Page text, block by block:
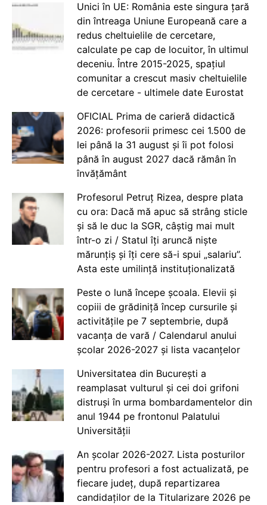
Unici în UE: România este singura țară
din întreaga Uniune Europeană care a
redus cheltuielile de cercetare,
calculate pe cap de locuitor, în ultimul
deceniu. Între 2015-2025, spațiul
comunitar a crescut masiv cheltuielile
de cercetare - ultimele date Eurostat
OFICIAL Prima de carieră didactică
2026: profesorii primesc cei 1.500 de
lei până la 31 august și îi pot folosi
până în august 2027 dacă rămân în
învățământ
Profesorul Petruț Rizea, despre plata
cu ora: Dacă mă apuc să strâng sticle
și să le duc la SGR, câștig mai mult
într-o zi / Statul îți aruncă niște
mărunțiș și îți cere să-i spui „salariu”.
Asta este umilință instituționalizată
Peste o lună începe școala. Elevii și
copiii de grădiniță încep cursurile și
activitățile pe 7 septembrie, după
vacanța de vară / Calendarul anului
școlar 2026-2027 și lista vacanțelor
Universitatea din București a
reamplasat vulturul și cei doi grifoni
distruși în urma bombardamentelor din
anul 1944 pe frontonul Palatului
Universității
An școlar 2026-2027. Lista posturilor
pentru profesori a fost actualizată, pe
fiecare județ, după repartizarea
candidaților de la Titularizare 2026 pe